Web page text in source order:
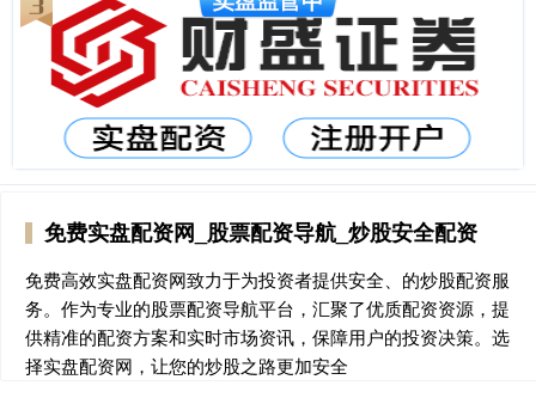
免费实盘配资网_股票配资导航_炒股安全配资
免费高效实盘配资网致力于为投资者提供安全、的炒股配资服
务。作为专业的股票配资导航平台，汇聚了优质配资资源，提
供精准的配资方案和实时市场资讯，保障用户的投资决策。选
择实盘配资网，让您的炒股之路更加安全